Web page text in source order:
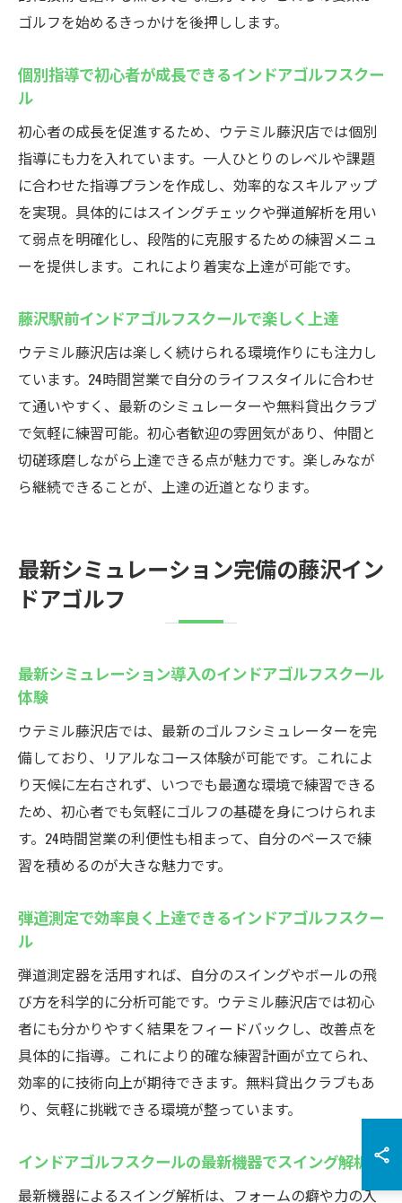
ゴルフを始めるきっかけを後押しします。
個別指導で初心者が成長できるインドアゴルフスクー
ル
初心者の成長を促進するため、ウテミル藤沢店では個別
指導にも力を入れています。一人ひとりのレベルや課題
に合わせた指導プランを作成し、効率的なスキルアップ
を実現。具体的にはスイングチェックや弾道解析を用い
て弱点を明確化し、段階的に克服するための練習メニュ
ーを提供します。これにより着実な上達が可能です。
藤沢駅前インドアゴルフスクールで楽しく上達
ウテミル藤沢店は楽しく続けられる環境作りにも注力し
ています。24時間営業で自分のライフスタイルに合わせ
て通いやすく、最新のシミュレーターや無料貸出クラブ
で気軽に練習可能。初心者歓迎の雰囲気があり、仲間と
切磋琢磨しながら上達できる点が魅力です。楽しみなが
ら継続できることが、上達の近道となります。
最新シミュレーション完備の藤沢イン
ドアゴルフ
最新シミュレーション導入のインドアゴルフスクール
体験
ウテミル藤沢店では、最新のゴルフシミュレーターを完
備しており、リアルなコース体験が可能です。これによ
り天候に左右されず、いつでも最適な環境で練習できる
ため、初心者でも気軽にゴルフの基礎を身につけられま
す。24時間営業の利便性も相まって、自分のペースで練
習を積めるのが大きな魅力です。
弾道測定で効率良く上達できるインドアゴルフスクー
ル
弾道測定器を活用すれば、自分のスイングやボールの飛
び方を科学的に分析可能です。ウテミル藤沢店では初心
者にも分かりやすく結果をフィードバックし、改善点を
具体的に指導。これにより的確な練習計画が立てられ、
効率的に技術向上が期待できます。無料貸出クラブもあ
り、気軽に挑戦できる環境が整っています。
インドアゴルフスクールの最新機器でスイング解析
最新機器によるスイング解析は、フォームの癖や力の入